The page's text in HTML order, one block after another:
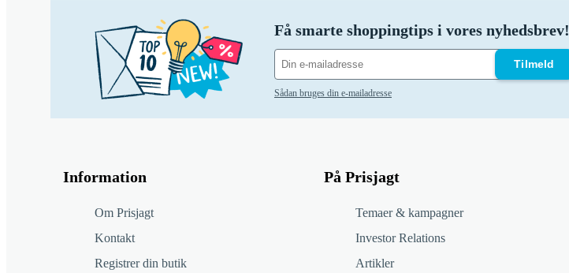
Få smarte shoppingtips i vores nyhedsbrev!
Tilmeld
Sådan bruges din e-mailadresse
Information
Om Prisjagt
Kontakt
Registrer din butik
På Prisjagt
Temaer & kampagner
Investor Relations
Artikler